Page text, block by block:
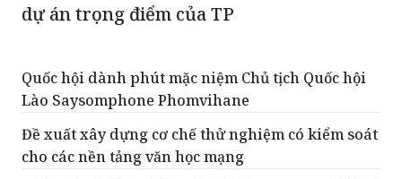
dự án trọng điểm của TP
Quốc hội dành phút mặc niệm Chủ tịch Quốc hội
Lào Saysomphone Phomvihane
Đề xuất xây dựng cơ chế thử nghiệm có kiểm soát
cho các nền tảng văn học mạng